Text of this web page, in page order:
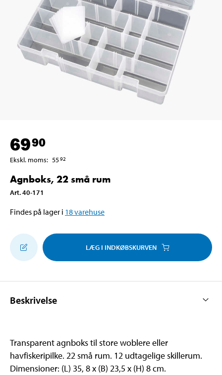
6990
Ekskl. moms: 5592
Agnboks, 22 små rum
Art.40-171
Findes på lager i 18varehuse
LÆG I INDKØBSKURVEN
Beskrivelse
Transparent agnboks til store woblere eller
havfiskeripilke. 22 små rum. 12 udtagelige skillerum.
Dimensioner: (L) 35, 8 x (B) 23,5 x (H) 8 cm.